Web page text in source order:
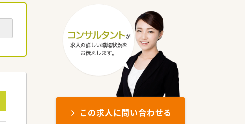
この求人に問い合わせる